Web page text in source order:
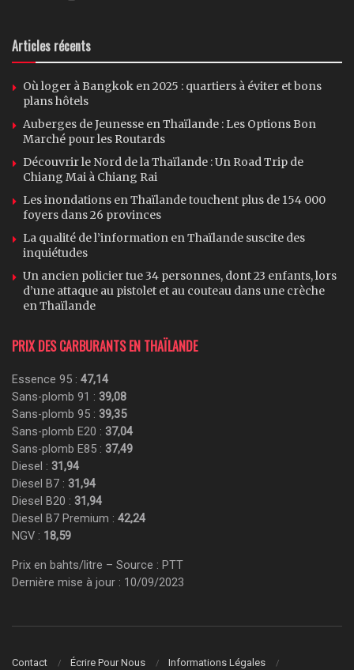
Articles récents
Où loger à Bangkok en 2025 : quartiers à éviter et bons
plans hôtels
Auberges de Jeunesse en Thaïlande : Les Options Bon
Marché pour les Routards
Découvrir le Nord de la Thaïlande : Un Road Trip de
Chiang Mai à Chiang Rai
Les inondations en Thaïlande touchent plus de 154 000
foyers dans 26 provinces
La qualité de l’information en Thaïlande suscite des
inquiétudes
Un ancien policier tue 34 personnes, dont 23 enfants, lors
d’une attaque au pistolet et au couteau dans une crèche
en Thaïlande
PRIX DES CARBURANTS EN THAÏLANDE
Essence 95 : 47,14
Sans-plomb 91 : 39,08
Sans-plomb 95 : 39,35
Sans-plomb E20 : 37,04
Sans-plomb E85 : 37,49
Diesel : 31,94
Diesel B7 : 31,94
Diesel B20 : 31,94
Diesel B7 Premium : 42,24
NGV : 18,59
Prix en bahts/litre – Source : PTT
Dernière mise à jour : 10/09/2023
Contact Écrire Pour Nous Informations Légales